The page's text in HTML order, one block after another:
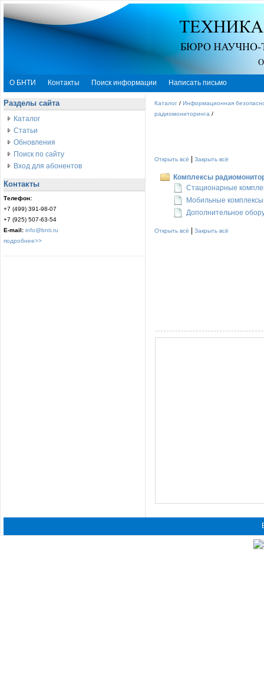
О БНТИ Контакты Поиск информации Написать письмо
Разделы сайта
Каталог
Статьи
Обновления
Поиск по сайту
Вход для абонентов
Контакты
Телефон:
+7 (499) 391-98-07
+7 (925) 507-63-54
E-mail: info@bnti.ru
подробнее>>
Каталог / Информационная
радиомониторинга /
Открыть всё Закрыть всё
Комплексы
Стационарные
Мобильные
Дополнительное
Открыть всё Закрыть всё